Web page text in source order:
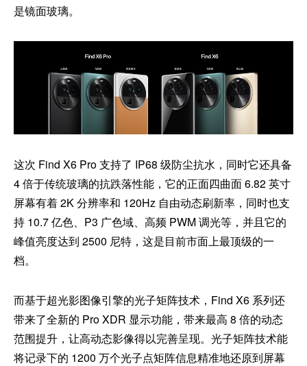
是镜面玻璃。
这次 Find X6 Pro 支持了 IP68 级防尘抗水，同时它还具备
4 倍于传统玻璃的抗跌落性能，它的正面四曲面 6.82 英寸
屏幕有着 2K 分辨率和 120Hz 自由动态刷新率，同时也支
持 10.7 亿色、P3 广色域、高频 PWM 调光等，并且它的
峰值亮度达到 2500 尼特，这是目前市面上最顶级的一
档。
而基于超光影图像引擎的光子矩阵技术，Find X6 系列还
带来了全新的 Pro XDR 显示功能，带来最高 8 倍的动态
范围提升，让高动态影像得以完善呈现。光子矩阵技术能
将记录下的 1200 万个光子点矩阵信息精准地还原到屏幕